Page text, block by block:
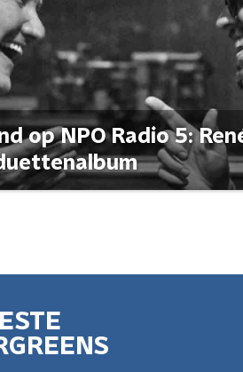
op NPO Radio 5: